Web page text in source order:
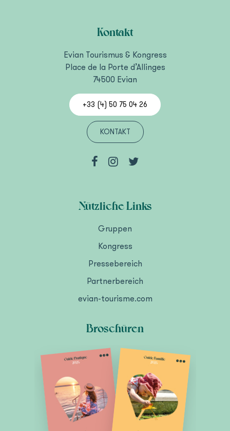
Kontakt
Evian Tourismus & Kongress
Place de la Porte d’Allinges
74500 Evian
+33 (4) 50 75 04 26
KONTAKT
Nützliche Links
Gruppen
Kongress
Pressebereich
Partnerbereich
evian-tourisme.com
Broschüren